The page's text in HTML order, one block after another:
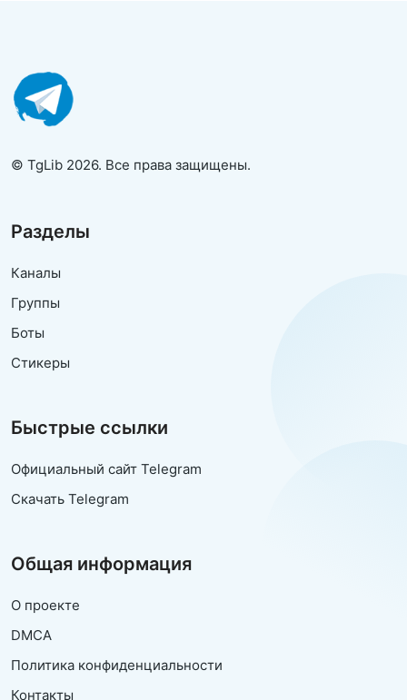
© TgLib 2026. Все права защищены.
Разделы
Каналы
Группы
Боты
Стикеры
Быстрые ссылки
Официальный сайт Telegram
Скачать Telegram
Общая информация
О проекте
DMCA
Политика конфиденциальности
Контакты